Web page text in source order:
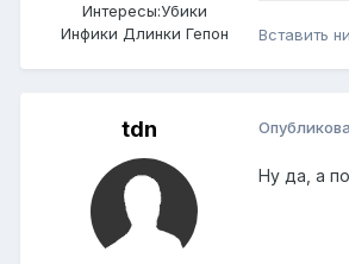
Интересы:Убики
Инфики Длинки Гепон
Вставить
tdn
Ну да, а